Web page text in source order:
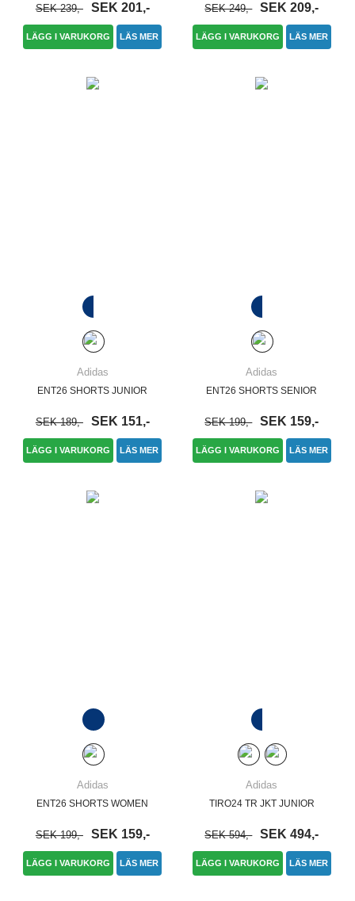
SEK 239,- SEK 201,-
LÄGG I VARUKORG LÄS MER
SEK 249,- SEK 209,-
LÄGG I VARUKORG LÄS MER
Adidas
ENT26 SHORTS JUNIOR
SEK 189,- SEK 151,-
LÄGG I VARUKORG LÄS MER
Adidas
ENT26 SHORTS SENIOR
SEK 199,- SEK 159,-
LÄGG I VARUKORG LÄS MER
Adidas
ENT26 SHORTS WOMEN
SEK 199,- SEK 159,-
LÄGG I VARUKORG LÄS MER
Adidas
TIRO24 TR JKT JUNIOR
SEK 594,- SEK 494,-
LÄGG I VARUKORG LÄS MER